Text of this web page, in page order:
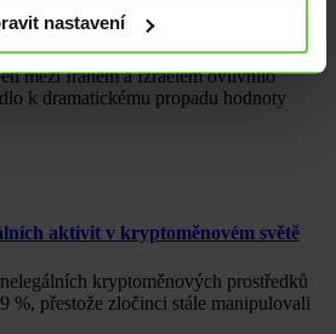
nastavení
mezi Íránem a Izraelem ovlivnilo
k dramatickému propadu hodnoty
aktivit v kryptoměnovém světě
kryptoměnových prostředků
%, přestože zločinci stále manipulovali